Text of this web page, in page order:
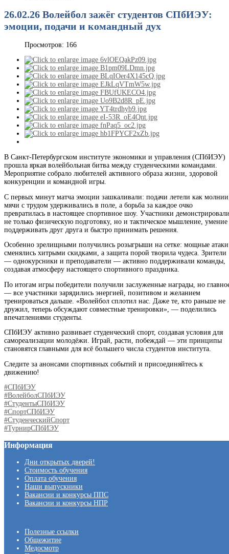
26.02.26 Волейбол зажёг студентов СПбИЭУ:
эмоции, подачи и командный дух
Просмотров: 166
В Санкт-Петербургском институте экономики и управления (СПбИЭУ)
прошла яркая волейбольная битва между студенческими командами.
Мероприятие собрало любителей активного образа жизни, здоровой
конкуренции и командной игры.
С первых минут матча эмоции зашкаливали: подачи летели как
мячи с трудом удерживались в поле, а борьба за каждое очко
превратилась в настоящее спортивное шоу. Участники
не только физическую подготовку, но и тактическое мышление, умение
поддерживать друг друга и быстро принимать решения.
Особенно зрелищными получились розыгрыши на сетке: мощные атаки
сменялись хитрыми скидками, а защита порой творила чудеса. Зрители
— однокурсники и преподаватели — активно поддерживали команды,
создавая атмосферу настоящего спортивного праздника.
По итогам игры победители получили заслуженные награды, но
— все участники зарядились энергией, позитивом и желанием
тренироваться дальше. «Волейбол сплотил нас. Даже те, кто раньше не
дружил, теперь обсуждают совместные тренировки», — поделились
впечатлениями студенты.
СПбИЭУ активно развивает студенческий спорт, создавая условия для
самореализации молодёжи. Играй, расти, побеждай — эти принципы
становятся главными для всё большего числа студентов института.
Следите за анонсами спортивных событий и присоединяйтесь к
движению!
#СПбИЭУ
#ВолейболСПбИЭУ
#СтудентыСПбИЭУ
#СпортСПбИЭУ
#СтуденческийСпорт
#ТурнирСПбИЭУ
Информация
Дни открытых дверей!
Стоимость обучения
Оплата обучения
Наши выпускники
Вакансии и конкурсы ППС
Вакансии и конкурсы НПР
Полезные ссылки
Общежитие
Медосмотр